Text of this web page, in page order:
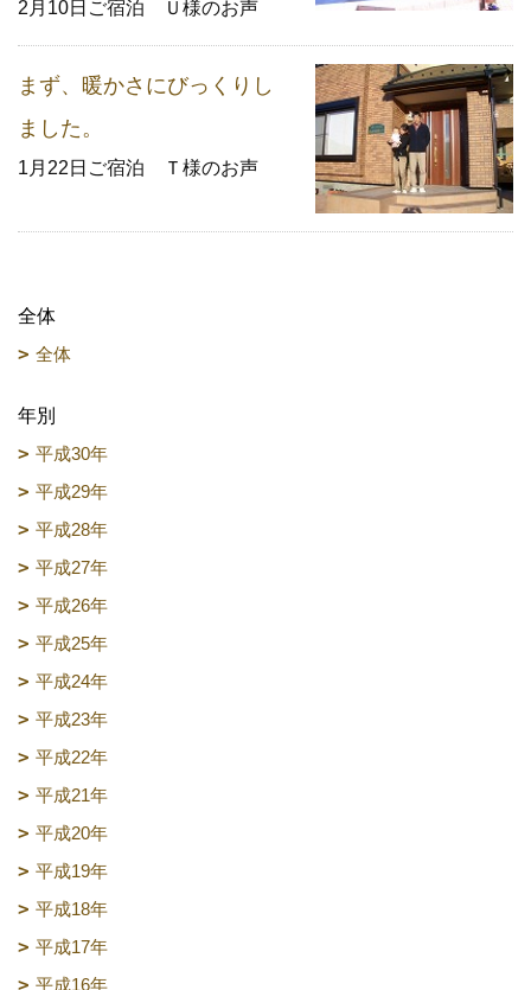
2月10日ご宿泊 Ｕ様のお声
まず、暖かさにびっくりし
ました。
1月22日ご宿泊 Ｔ様のお声
全体
全体
年別
平成30年
平成29年
平成28年
平成27年
平成26年
平成25年
平成24年
平成23年
平成22年
平成21年
平成20年
平成19年
平成18年
平成17年
平成16年